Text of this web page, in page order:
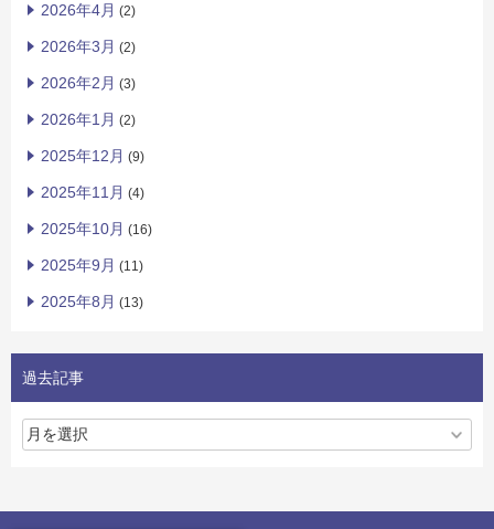
2026年4月 (2)
2026年3月 (2)
2026年2月 (3)
2026年1月 (2)
2025年12月 (9)
2025年11月 (4)
2025年10月 (16)
2025年9月 (11)
2025年8月 (13)
過去記事